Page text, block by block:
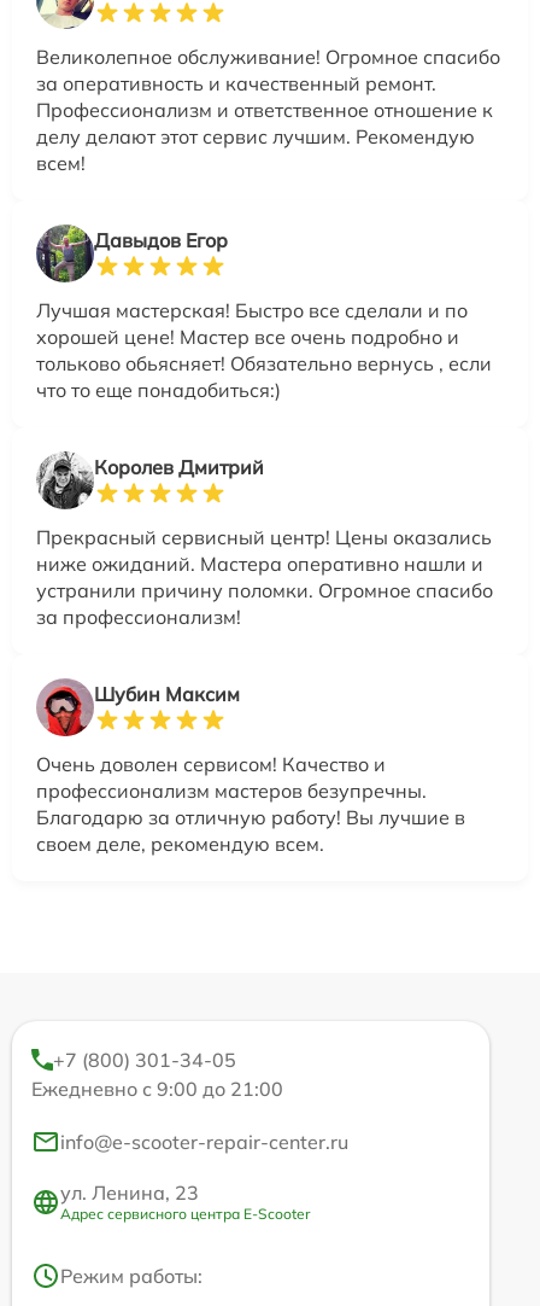
Великолепное обслуживание! Огромное спасибо
за оперативность и качественный ремонт.
Профессионализм и ответственное отношение к
делу делают этот сервис лучшим. Рекомендую
всем!
Давыдов Егор
Лучшая мастерская! Быстро все сделали и по
хорошей цене! Мастер все очень подробно и
тольково обьясняет! Обязательно вернусь , если
что то еще понадобиться:)
Королев Дмитрий
Прекрасный сервисный центр! Цены оказались
ниже ожиданий. Мастера оперативно нашли и
устранили причину поломки. Огромное спасибо
за профессионализм!
Шубин Максим
Очень доволен сервисом! Качество и
профессионализм мастеров безупречны.
Благодарю за отличную работу! Вы лучшие в
своем деле, рекомендую всем.
+7 (800) 301-34-05
Ежедневно с 9:00 до 21:00
info@e-scooter-repair-center.ru
ул. Ленина, 23
Адрес сервисного центра E-Scooter
Режим работы: